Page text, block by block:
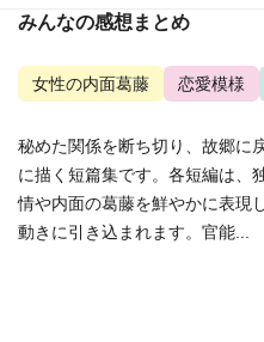
みんなの感想まとめ
女性の内面葛藤 恋愛模様
秘めた関係を断ち切り、故郷に
に描く短篇集です。各短編は、
情や内面の葛藤を鮮やかに表現
動きに引き込まれます。官能...